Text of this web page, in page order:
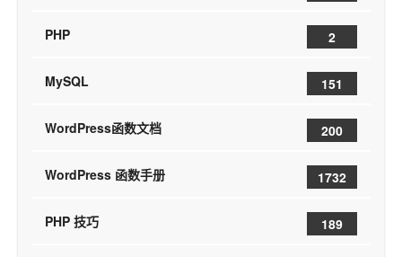
PHP 2
MySQL 151
WordPress函数文档 200
WordPress 函数手册 1732
PHP 技巧 189